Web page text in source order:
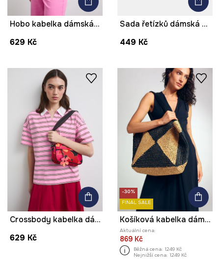
Hobo kabelka dámská květinová
629 Kč
Sada řetízků dámská s přírodními kameny Jasper 2-pack
449 Kč
Crossbody kabelka dámská s klíčenkou květinová
629 Kč
-30%
FINAL SALE
Košíková kabelka dámská pletená
Aktuální cena:
869 Kč
Běžná cena: 1249 Kč
Nejnižší cena: 1249 Kč